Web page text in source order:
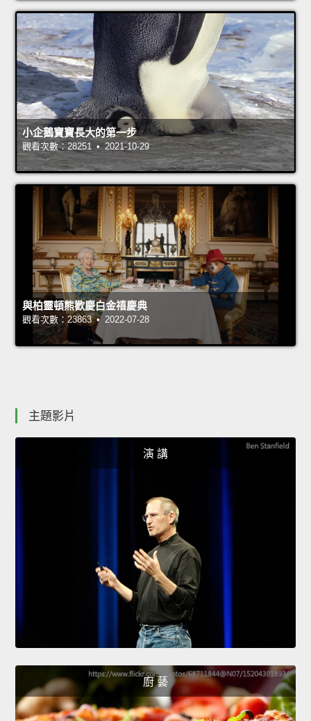
小企鵝寶寶長大的第一步
觀看次數：28251 • 2021-10-29
與柏靈頓熊歡慶白金禧慶典
觀看次數：23863 • 2022-07-28
主題影片
演 講
廚 藝